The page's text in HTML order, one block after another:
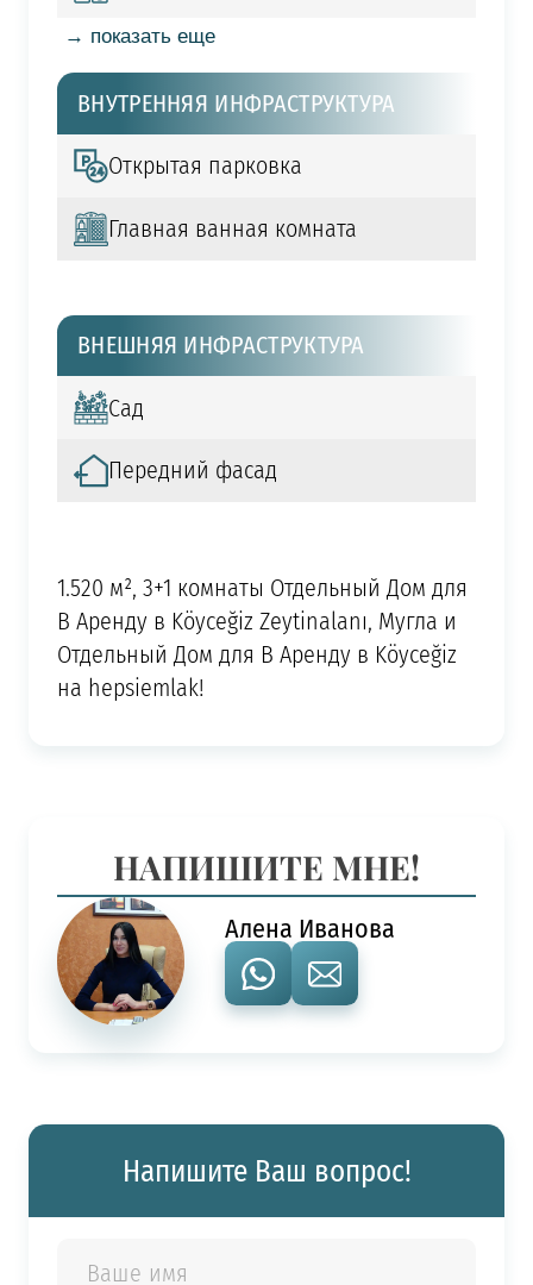
→ показать еще
ВНУТРЕННЯЯ ИНФРАСТРУКТУРА
Открытая парковка
Главная ванная комната
ВНЕШНЯЯ ИНФРАСТРУКТУРА
Сад
Передний фасад
1.520 м², 3+1 комнаты Отдельный Дом для
В Аренду в Köyceğiz Zeytinalanı, Мугла и
Отдельный Дом для В Аренду в Köyceğiz
на hepsiemlak!
НАПИШИТЕ МНЕ!
Алена Иванова
Напишите Ваш вопрос!